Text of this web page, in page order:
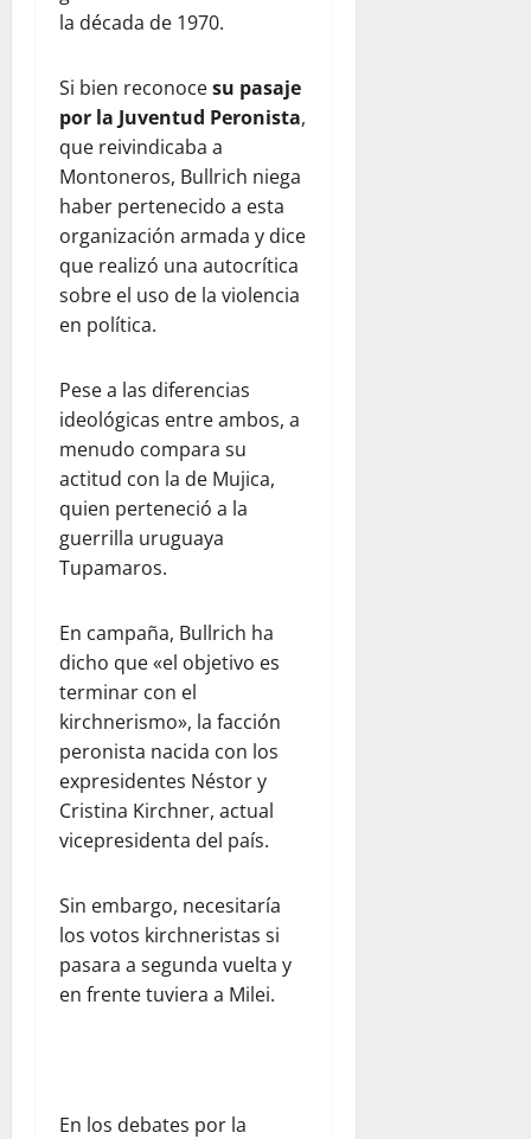
la década de 1970.
Si bien reconocesu pasaje
por la Juventud Peronista,
que reivindicaba a
Montoneros, Bullrich niega
haber pertenecido a esta
organización armada y dice
que realizó una autocrítica
sobre el uso de la violencia
en política.
Pese a las diferencias
ideológicas entre ambos, a
menudo compara su
actitud con la de Mujica,
quien perteneció a la
guerrilla uruguaya
Tupamaros.
En campaña, Bullrich ha
dicho que «el objetivo es
terminar con el
kirchnerismo», la facción
peronista nacida con los
expresidentes Néstor y
Cristina Kirchner, actual
vicepresidenta del país.
Sin embargo, necesitaría
los votos kirchneristas si
pasara a segunda vuelta y
en frente tuviera a Milei.
En los debates por la